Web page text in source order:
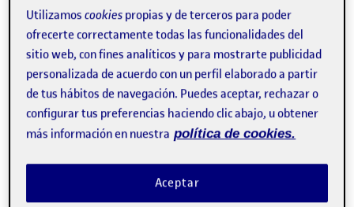
Publicado porDiario de Proceso: PEC 4
Irene Arroyo Morales
Visibilidad:
Pública - Fecha de publicación
9 Ene 202523 febrero, 2026 1:38 pm
-comentarioen Diario de Proceso: PEC 4
¡Hola, clase! Os dejo el PDF de mi Diario de Proceso. ¡Un saludo!
Entrega de la actividad PEC4 …
Gloria Rebeca de la Calle Nieto
Utilizamoscookies propias y de terceros para poder
ofrecerte correctamente todas las funcionalidades del
sitio web, con fines analíticos y para mostrarte publicidad
personalizada de acuerdo con un perfil elaborado a partir
de tus hábitos de navegación. Puedes aceptar, rechazar o
configurar tus preferencias haciendo clic abajo, u obtener
más información en nuestra política de cookies.
Aceptar